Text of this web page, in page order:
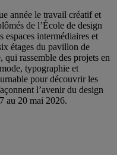
année le travail créatif et
de l’École de design
intermédiaires et
étages du pavillon de
rassemble des projets en
typographie et
pour découvrir les
l’avenir du design
au 20 mai 2026.